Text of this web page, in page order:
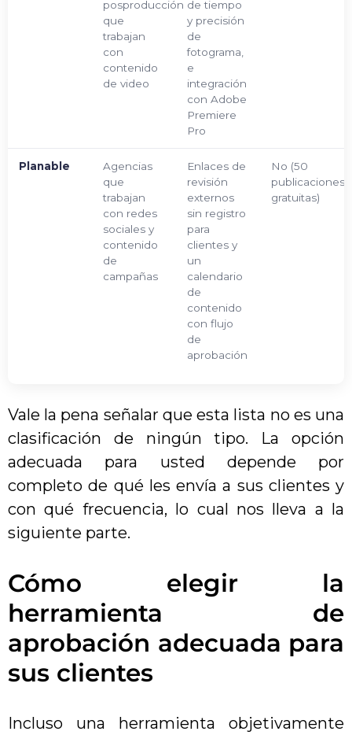
posproducción
que
trabajan
con
contenido
de video
de tiempo
y precisión
de
fotograma,
e
integración
con Adobe
Premiere
Pro
Planable
Agencias
que
trabajan
con redes
sociales y
contenido
de
campañas
Enlaces de
revisión
externos
sin registro
para
clientes y
un
calendario
de
contenido
con flujo
de
aprobación
No (50
publicaciones
gratuitas)
Vale la pena señalar que esta lista no es una
clasificación de ningún tipo. La opción
adecuada para usted depende por
completo de qué les envía a sus clientes y
con qué frecuencia, lo cual nos lleva a la
siguiente parte.
Cómo elegir la
herramienta de
aprobación adecuada para
sus clientes
Incluso una herramienta objetivamente